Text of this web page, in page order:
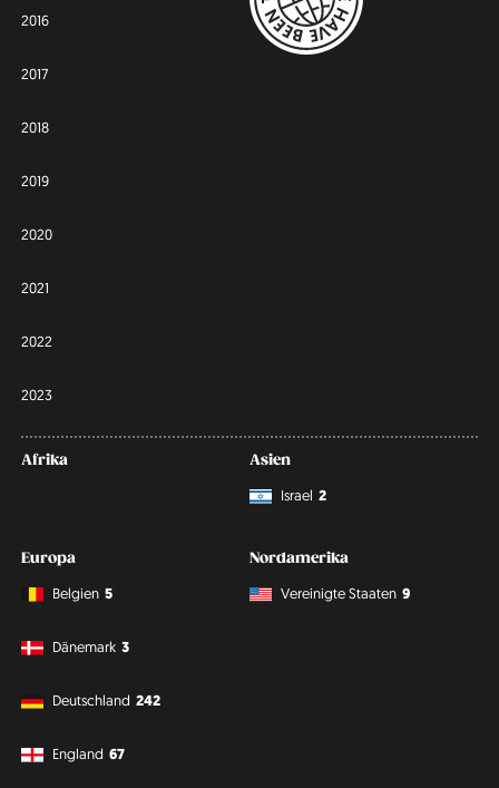
2016
2017
2018
2019
2020
2021
2022
2023
Afrika
Asien
Israel 2
Europa
Belgien 5
Dänemark 3
Deutschland 242
England 67
Nordamerika
Vereinigte Staaten 9